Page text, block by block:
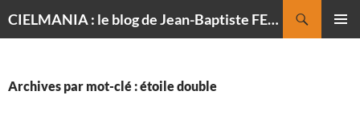
CIELMANIA : le blog de Jean-Baptiste FELDMANN, photographe du ciel
Archives par mot-clé : étoile double